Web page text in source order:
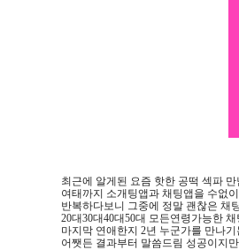
최근에 알게된 요즘 핫한 공떡 섹파
여태까지 소개팅앱과 채팅앱을 수없
반복하다보니 그중에 정말 괜찮은 채
20대30대40대50대 모든연령가능한
마지막 연애한지 2년 누군가를 만나기
어쨋든 결과부터 말씀드림 성공이지